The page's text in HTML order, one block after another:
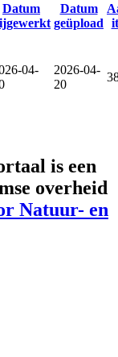
Datum
Datum
geüpload
04-
2026-04-
20
is een
overheid
Natuur- en